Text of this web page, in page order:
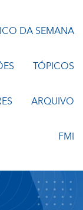
DA SEMANA
TÓPICOS
ARQUIVO
FMI